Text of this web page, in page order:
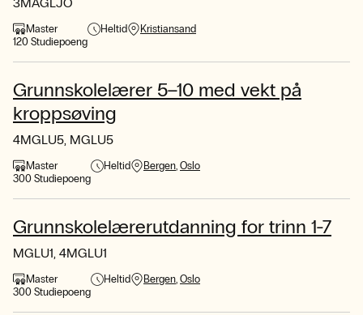
Master
120 Studiepoeng
Heltid Kristiansand
Grunnskolelærer 5–10 med vekt på
kroppsøving
4MGLU5, MGLU5
Master
300 Studiepoeng
Heltid Bergen Oslo
Grunnskolelærerutdanning for trinn 1-7
MGLU1, 4MGLU1
Master
300 Studiepoeng
Heltid Bergen Oslo